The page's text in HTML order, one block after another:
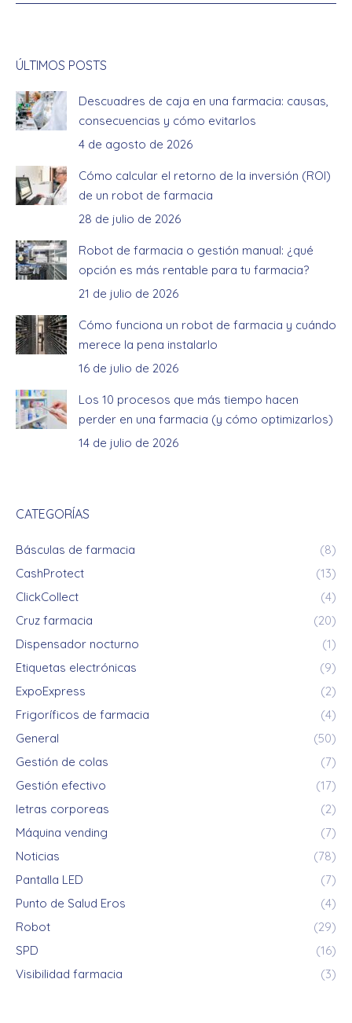
ÚLTIMOS POSTS
Descuadres de caja en una farmacia: causas,
consecuencias y cómo evitarlos
4 de agosto de 2026
Cómo calcular el retorno de la inversión (ROI)
de un robot de farmacia
28 de julio de 2026
Robot de farmacia o gestión manual: ¿qué
opción es más rentable para tu farmacia?
21 de julio de 2026
Cómo funciona un robot de farmacia y cuándo
merece la pena instalarlo
16 de julio de 2026
Los 10 procesos que más tiempo hacen
perder en una farmacia (y cómo optimizarlos)
14 de julio de 2026
CATEGORÍAS
Básculas de farmacia
(8)
CashProtect
(13)
ClickCollect
(4)
Cruz farmacia
(20)
Dispensador nocturno
(1)
Etiquetas electrónicas
(9)
ExpoExpress
(2)
Frigoríficos de farmacia
(4)
General
(50)
Gestión de colas
(7)
Gestión efectivo
(17)
letras corporeas
(2)
Máquina vending
(7)
Noticias
(78)
Pantalla LED
(7)
Punto de Salud Eros
(4)
Robot
(29)
SPD
(16)
Visibilidad farmacia
(3)